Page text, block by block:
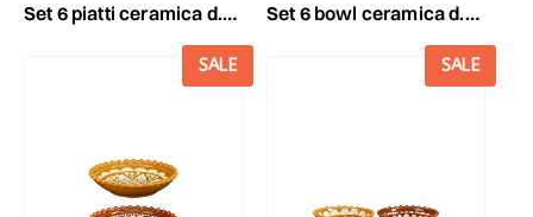
set 6 piatti ceramica d.22 cm h.2,5 cm -layla- ocra/terra set 6 bowl ceramica d.19,5 cm h.4 cm -layla- ocra/terra
SALE SALE